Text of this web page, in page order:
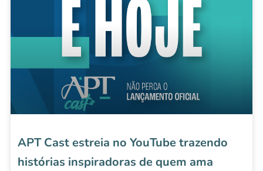
APT Cast estreia no YouTube trazendo
histórias inspiradoras de quem ama